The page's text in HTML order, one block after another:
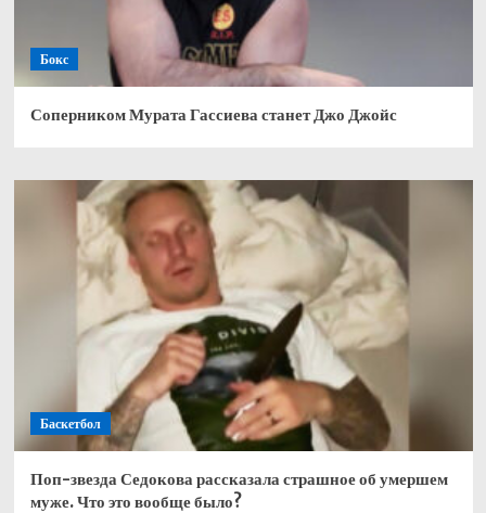
Бокс
Соперником Мурата Гассиева станет Джо Джойс
Баскетбол
Поп-звезда Седокова рассказала страшное об умершем
муже. Что это вообще было?